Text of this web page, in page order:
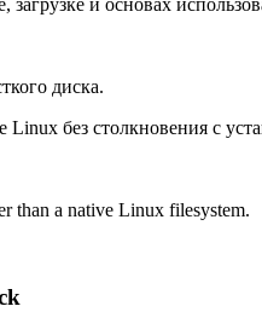
диска.
без столкновения с
than a native Linux filesystem.